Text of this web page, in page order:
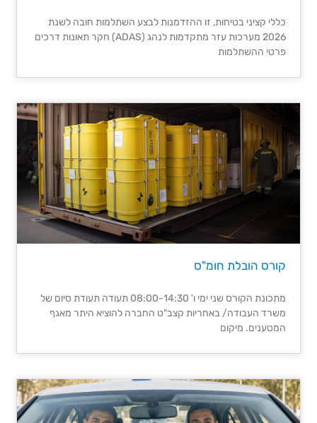
כללי קציני בטיחות, זו ההזדמנות לבצע השתלמות חובה לשנת
2026 מערכות עזר מתקדמות לנהג (ADAS) חקר תאונות דרכים
פרטי ההשתלמות
קורס הובלת חומ"ס
מתכונת הקורס שני ימי ו' 08:00-14:30 תעודה תעודת סיום של
משרד העבודה/ באחריות קצב"ט החברה להוציא היתר מאגף
המטענים. מיקום